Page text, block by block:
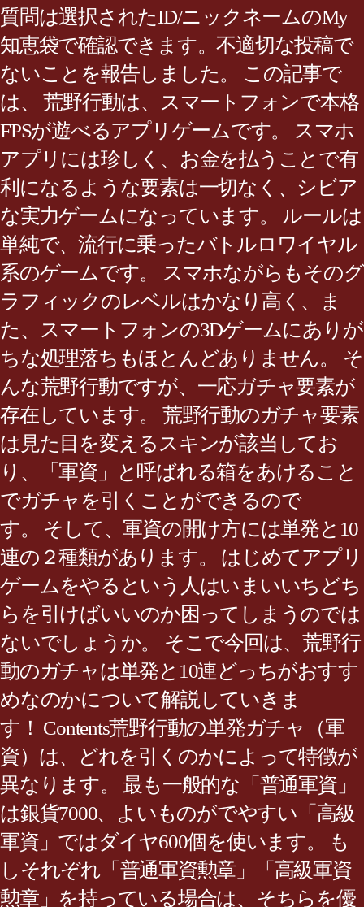
質問は選択されたID/ニックネームのMy
知恵袋で確認できます。不適切な投稿で
ないことを報告しました。 この記事で
は、 荒野行動は、スマートフォンで本格
FPSが遊べるアプリゲームです。 スマホ
アプリには珍しく、お金を払うことで有
利になるような要素は一切なく、シビア
な実力ゲームになっています。 ルールは
単純で、流行に乗ったバトルロワイヤル
系のゲームです。 スマホながらもそのグ
ラフィックのレベルはかなり高く、ま
た、スマートフォンの3Dゲームにありが
ちな処理落ちもほとんどありません。 そ
んな荒野行動ですが、一応ガチャ要素が
存在しています。 荒野行動のガチャ要素
は見た目を変えるスキンが該当してお
り、「軍資」と呼ばれる箱をあけること
でガチャを引くことができるので
す。 そして、軍資の開け方には単発と10
連の２種類があります。 はじめてアプリ
ゲームをやるという人はいまいいちどち
らを引けばいいのか困ってしまうのでは
ないでしょうか。 そこで今回は、荒野行
動のガチャは単発と10連どっちがおすす
めなのかについて解説していきま
す！ Contents荒野行動の単発ガチャ（軍
資）は、どれを引くのかによって特徴が
異なります。 最も一般的な「普通軍資」
は銀貨7000、よいものがでやすい「高級
軍資」ではダイヤ600個を使います。 も
しそれぞれ「普通軍資勲章」「高級軍資
勲章」を持っている場合は、そちらを優